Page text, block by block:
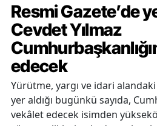
Resmi Gazete’de
Cevdet Yılmaz
edecek
Yürütme, yargı ve idari
yer aldığı bugünkü sayıda,
vekâlet edecek isimden